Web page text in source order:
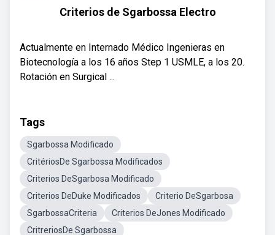
Criterios de Sgarbossa Electro
Actualmente en Internado Médico Ingenieras en
Biotecnología a los 16 años Step 1 USMLE, a los 20.
Rotación en Surgical ...
Tags
Sgarbossa Modificado
CritériosDe Sgarbossa Modificados
Criterios DeSgarbosa Modificado
Criterios DeDuke Modificados
Criterio DeSgarbosa
SgarbossaCriteria
Criterios DeJones Modificado
CritreriosDe Sgarbossa